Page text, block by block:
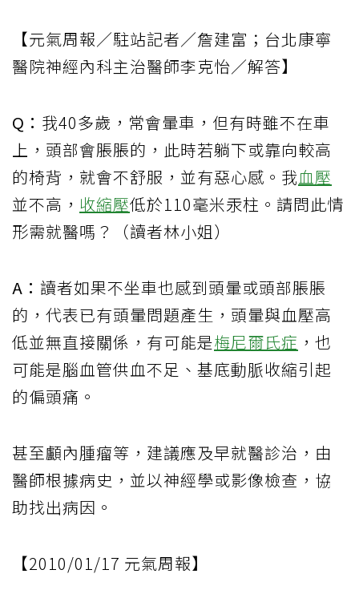
【元氣周報／駐站記者／詹建富；台北康寧
醫院神經內科主治醫師李克怡／解答】
Q： 我40多歲，常會暈車，但有時雖不在車
上，頭部會脹脹的，此時若躺下或靠向較高
的椅背，就會不舒服，並有惡心感。我血壓
並不高， 收縮壓低於110毫米汞柱。請問此情
形需就醫嗎？（讀者林小姐）
A： 讀者如果不坐車也感到頭暈或頭部脹脹
的，代表已有頭暈問題產生，頭暈與血壓高
低並無直接關係，有可能是梅尼爾氏症 ，也
可能是腦血管供血不足、基底動脈收縮引起
的偏頭痛。
甚至顱內腫瘤等，建議應及早就醫診治，由
醫師根據病史，並以神經學或影像檢查，協
助找出病因。
【2010/01/17 元氣周報】